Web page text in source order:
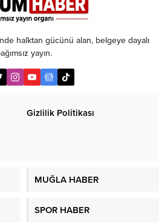
halktan gücünü alan, belgeye dayalı
yayın.
Gizlilik Politikası
MUĞLA HABER
SPOR HABER